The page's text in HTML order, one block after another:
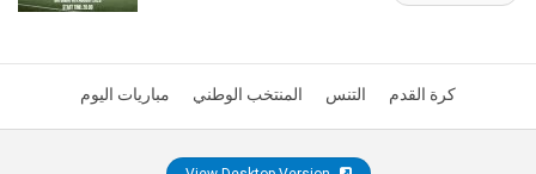
كرة القدم التنس المنتخب الوطني مباريات اليوم